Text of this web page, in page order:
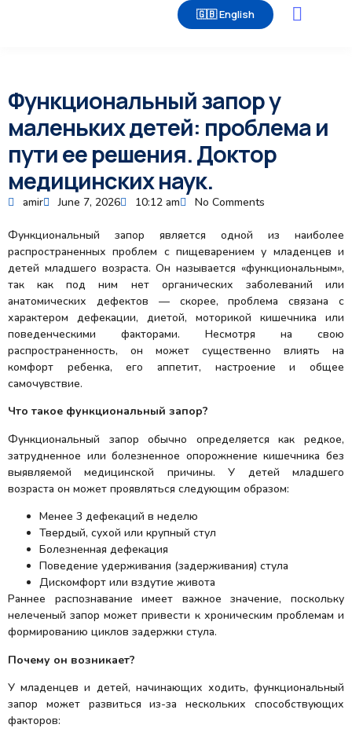
🇬🇧 English
Функциональный запор у
маленьких детей: проблема и
пути ее решения. Доктор
медицинских наук.
amir June 7, 2026 10:12 am No Comments
Функциональный запор является одной из наиболее
распространенных проблем с пищеварением у младенцев и
детей младшего возраста. Он называется «функциональным»,
так как под ним нет органических заболеваний или
анатомических дефектов — скорее, проблема связана с
характером дефекации, диетой, моторикой кишечника или
поведенческими факторами. Несмотря на свою
распространенность, он может существенно влиять на
комфорт ребенка, его аппетит, настроение и общее
самочувствие.
Что такое функциональный запор?
Функциональный запор обычно определяется как редкое,
затрудненное или болезненное опорожнение кишечника без
выявляемой медицинской причины. У детей младшего
возраста он может проявляться следующим образом:
Менее 3 дефекаций в неделю
Твердый, сухой или крупный стул
Болезненная дефекация
Поведение удерживания (задерживания) стула
Дискомфорт или вздутие живота
Раннее распознавание имеет важное значение, поскольку
нелеченый запор может привести к хроническим проблемам и
формированию циклов задержки стула.
Почему он возникает?
У младенцев и детей, начинающих ходить, функциональный
запор может развиться из-за нескольких способствующих
факторов: